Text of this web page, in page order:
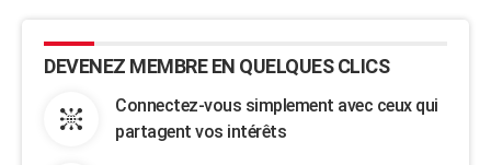
DEVENEZ MEMBRE EN QUELQUES CLICS
Connectez-vous simplement avec ceux qui
partagent vos intérêts